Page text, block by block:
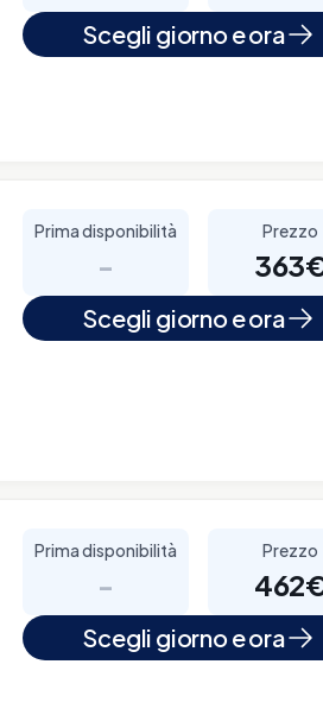
Scegli giorno e ora
Prima disponibilità
-
Prezzo
Scegli giorno e ora
Prima disponibilità
-
Prezzo
Scegli giorno e ora